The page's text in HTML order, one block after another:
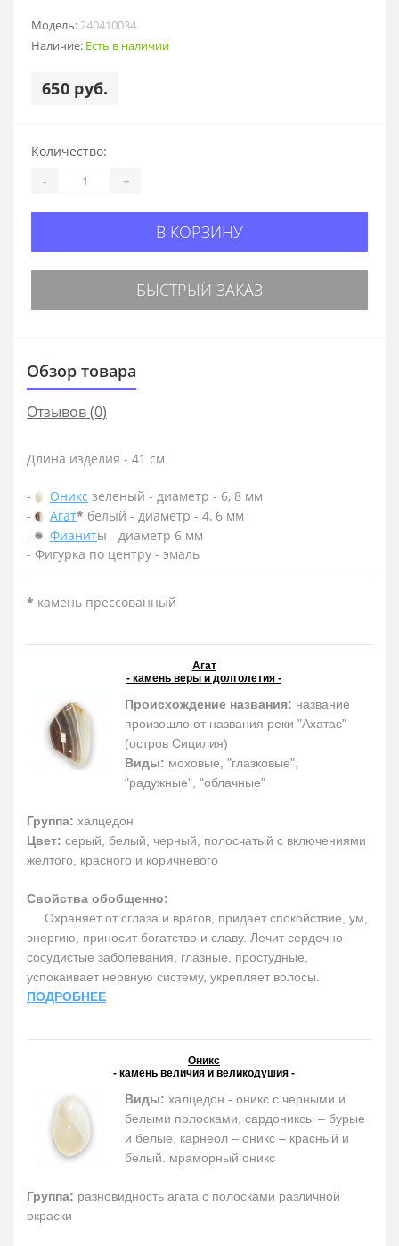
Модель:240410034
Наличие: Есть в наличии
650 руб.
Количество:
- +
В КОРЗИНУ
БЫСТРЫЙ ЗАКАЗ
Обзор товара
Отзывов (0)
Длина изделия - 41 см
- Оникс зеленый - диаметр - 6, 8 мм
-
Агат* белый - диаметр - 4, 6 мм
-
Фианиты - диаметр 6 мм
- Фигурка по центру - эмаль
* камень прессованный
Агат
- камень веры и долголетия -
Происхождение названия: название
произошло от названия реки "Ахатас"
(остров Сицилия)
Виды: моховые, "глазковые",
"радужные", "облачные"
Группа: халцедон
Цвет: серый, белый, черный, полосчатый с включениями
желтого, красного и коричневого
Свойства обобщенно:
Охраняет от сглаза и врагов, придает спокойствие, ум,
энергию, приносит богатство и славу. Лечит сердечно-
сосудистые заболевания, глазные, простудные,
успокаивает нервную систему, укрепляет волосы.
ПОДРОБНЕЕ
Оникс
- камень величия и великодушия -
Виды: халцедон - оникс с черными и
белыми полосками, сардониксы – бурые
и белые, карнеол – оникс – красный и
белый. мраморный оникс
Группа: разновидность агата с полосками различной
окраски